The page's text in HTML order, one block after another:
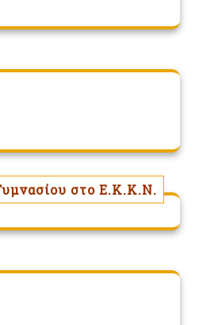
στο Ε.Κ.Κ.Ν.